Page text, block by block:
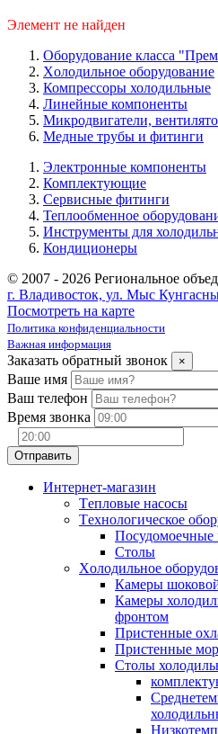
Элемент не найден
Оборудование класса
Xолодильное оборудование
Компрессоры холодильные
Линейные компоненты
Микродвигатели,
Медные трубы и фитинги
Электронные компоненты
Комплектующие
Сервисные фитинги
Теплообменное
Инструменты для
Кондиционеры
© 2007 - 2026 Региональное
г. Владивосток, ул. Мыс
Посмотреть на карте
Политика конфиденциальности
Важная информация
Заказать обратный звонок ×
Ваше имя
Ваш телефон
Время звонка
Интернет-магазин
Tепловые насосы
Tехнологическое
Столы
Xолодильное
Камеры
Камеры
фронтом
Пристенные
Пристенные
Столы